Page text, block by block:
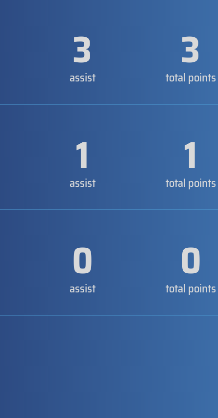
3
assist 3
total points
1
assist 1
total points
0
assist 0
total points